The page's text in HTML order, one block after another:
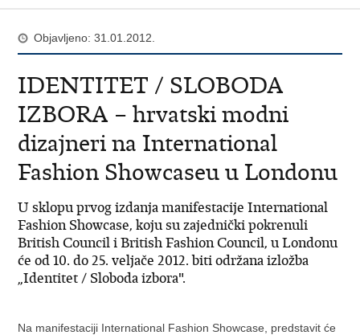
Objavljeno: 31.01.2012.
IDENTITET / SLOBODA
IZBORA – hrvatski modni
dizajneri na International
Fashion Showcaseu u Londonu
U sklopu prvog izdanja manifestacije International
Fashion Showcase, koju su zajednički pokrenuli
British Council i British Fashion Council, u Londonu
će od 10. do 25. veljače 2012. biti održana izložba
„Identitet / Sloboda izbora".
Na manifestaciji International Fashion Showcase, predstavit će